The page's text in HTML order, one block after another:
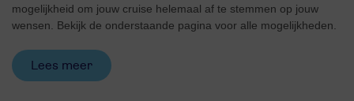
mogelijkheid om jouw cruise helemaal af te stemmen op jouw
wensen. Bekijk de onderstaande pagina voor alle mogelijkheden.
Lees meer